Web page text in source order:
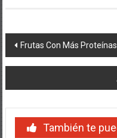
Navegación
de
entradas
Frutas Con Más
También te